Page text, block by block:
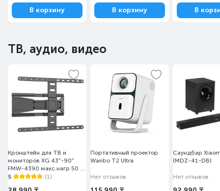
В корзину В корзину В
ТВ, аудио, видео
Кронштейн для ТВ и
мониторов XG 43"-90"
FMW-4390 макс.нагр 50 кг
уг.вращ 30° уг.накл +3°-15°
5 (1)
Портативный проектор
Wanbo T2 Ultra
Нет отзывов
Саундбар
(MDZ-41-DB)
Нет отзывов